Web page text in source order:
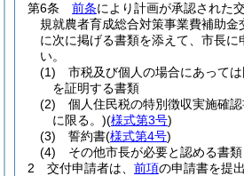
第6条
前条により計画が承認された
規就農者育成総合対策事業費補助金
に次に掲げる書類を添えて、市長に
い。
(1)
市税及び個人の場合にあって
を証明する書類
(2)
個人住民税の特別徴収実施確
に限る。)(様式第3号)
(3)
誓約書(様式第4号)
(4)
その他市長が必要と認める書類
2
交付申請者は、 前項の申請書を提